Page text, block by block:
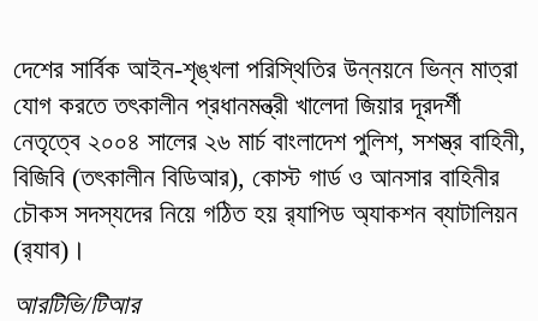
দেশের সার্বিক আইন-শৃঙ্খলা পরিস্থিতির উন্নয়নে ভিন্ন মাত্রা
যোগ করতে তৎকালীন প্রধানমন্ত্রী খালেদা জিয়ার দূরদর্শী
নেতৃত্বে ২০০৪ সালের ২৬ মার্চ বাংলাদেশ পুলিশ, সশস্ত্র বাহিনী,
বিজিবি (তৎকালীন বিডিআর), কোস্ট গার্ড ও আনসার বাহিনীর
চৌকস সদস্যদের নিয়ে গঠিত হয় র‌্যাপিড অ্যাকশন ব্যাটালিয়ন
(র‌্যাব)।
আরটিভি/টিআর